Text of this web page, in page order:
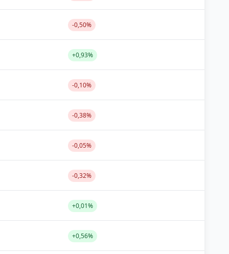
-0,50%
+0,93%
-0,10%
-0,38%
-0,05%
-0,32%
+0,01%
+0,56%